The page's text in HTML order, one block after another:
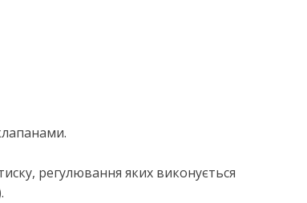
регулювання яких виконується